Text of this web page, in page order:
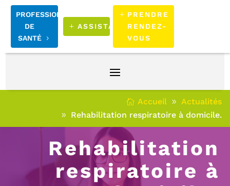
PROFESSIONNELS
DE
SANTÉ
ASSISTANCE
PRENDRE
RENDEZ-
VOUS
Accueil
Actualités
Rehabilitation respiratoire à domicile.
Rehabilitation
respiratoire à